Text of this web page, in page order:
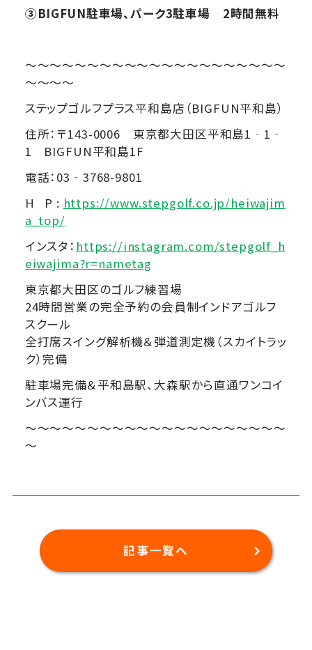
③BIGFUN駐車場、パーク3駐車場 2時間無料
～～～～～～～～～～～～～～～～～～～～～
～～～～
ステップゴルフプラス平和島店（BIGFUN平和島）
住所：〒143-0006 東京都大田区平和島1‐1‐
1 BIGFUN平和島1F
電話：03‐3768-9801
H P : https://www.stepgolf.co.jp/heiwajim
a_top/
インスタ： https://instagram.com/stepgolf_h
eiwajima?r=nametag
東京都大田区のゴルフ練習場
24時間営業の完全予約の会員制インドアゴルフ
スクール
全打席スイング解析機＆弾道測定機（スカイトラッ
ク）完備
駐車場完備＆平和島駅、大森駅から直通ワンコイ
ンバス運行
～～～～～～～～～～～～～～～～～～～～～
～
記事一覧へ